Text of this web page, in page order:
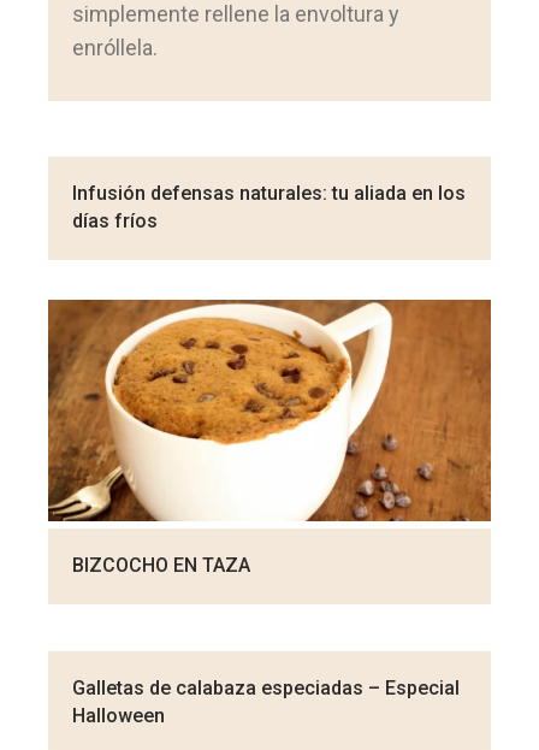
simplemente rellene la envoltura y
enróllela.
Infusión defensas naturales: tu aliada en los
días fríos
BIZCOCHO EN TAZA
Galletas de calabaza especiadas – Especial
Halloween